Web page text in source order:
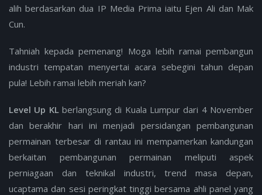
alih berdasarkan dua IP Media Prima iaitu Ejen Ali dan Mak
Cun.
Tahniah kepada pemenang! Moga lebih ramai pembangun
industri tempatan menyertai acara sebegini tahun depan
pula! Lebih ramai lebih meriah kan?
Level Up KL berlangsung di Kuala Lumpur dari 4 November
dan berakhir hari ini menjadi persidangan pembangunan
permainan terbesar di rantau ini mempamerkan kandungan
berkaitan pembangunan permainan meliputi aspek
perniagaan dan teknikal industri, trend masa depan,
ucaptama dan sesi peringkat tinggi bersama ahli panel yang